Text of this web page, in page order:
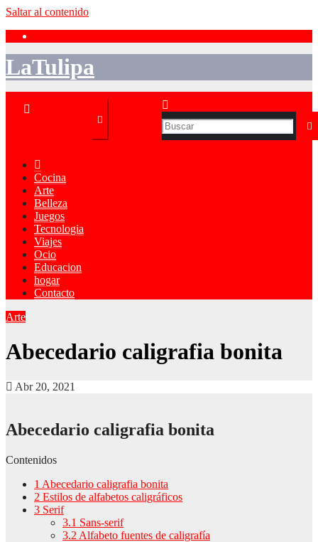
Saltar al contenido
LaTulipa
Cocina
Arte
Belleza
Juegos
Tecnologia
Viajes
Ocio
Educacion
hogar
Contacto
Arte
Abecedario caligrafia bonita
Abr 20, 2021
Abecedario caligrafia bonita
Contenidos
1 Abecedario caligrafia bonita
2 Estilos de alfabetos caligráficos
3 Serif
3.1 Sans-serif
3.2 Alfabeto fuentes de caligrafía